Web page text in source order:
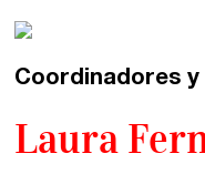
Madrid
Sevilla
Presenciales en
Talleres de
Talleres por
Coordinadores
Laura